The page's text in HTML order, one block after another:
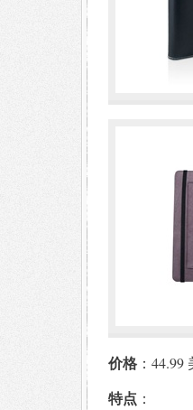
价格 ：44.99
特点 ：